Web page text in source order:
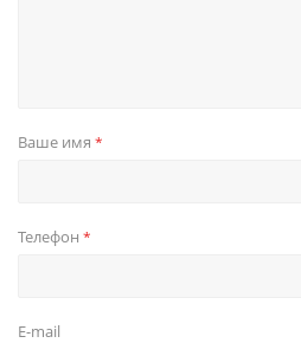
Ваше имя *
Телефон *
E-mail